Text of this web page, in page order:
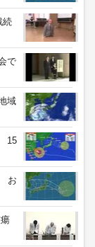
続
で
域
15
お